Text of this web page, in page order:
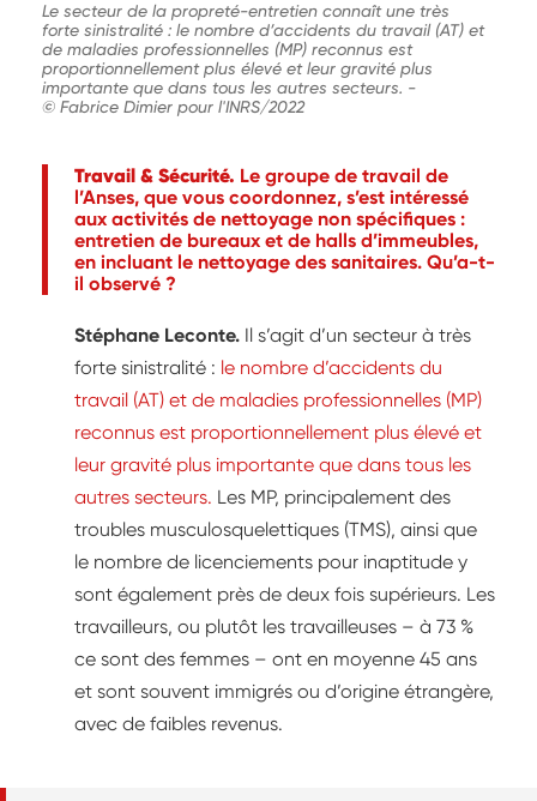
Le secteur de la propreté-entretien connaît une très
forte sinistralité : le nombre d’accidents du travail (AT) et
de maladies professionnelles (MP) reconnus est
proportionnellement plus élevé et leur gravité plus
importante que dans tous les autres secteurs. -
© Fabrice Dimier pour l'INRS/2022
Travail & Sécurité. Le groupe de travail de
l’Anses, que vous coordonnez, s’est intéressé
aux activités de nettoyage non spécifiques :
entretien de bureaux et de halls d’immeubles,
en incluant le nettoyage des sanitaires. Qu’a-t-
il observé ?
Stéphane Leconte. Il s’agit d’un secteur à très
forte sinistralité : le nombre d’accidents du
travail (AT) et de maladies professionnelles (MP)
reconnus est proportionnellement plus élevé et
leur gravité plus importante que dans tous les
autres secteurs. Les MP, principalement des
troubles musculosquelettiques (TMS), ainsi que
le nombre de licenciements pour inaptitude y
sont également près de deux fois supérieurs. Les
travailleurs, ou plutôt les travailleuses – à 73 %
ce sont des femmes – ont en moyenne 45 ans
et sont souvent immigrés ou d’origine étrangère,
avec de faibles revenus.